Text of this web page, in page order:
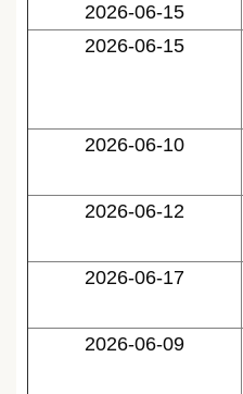
2026-06-15
2026-06-15
2026-06-10
2026-06-12
2026-06-17
2026-06-09